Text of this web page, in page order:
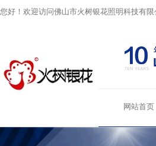
您好！欢迎访问佛山市火树银花照明科技有限
网站首页